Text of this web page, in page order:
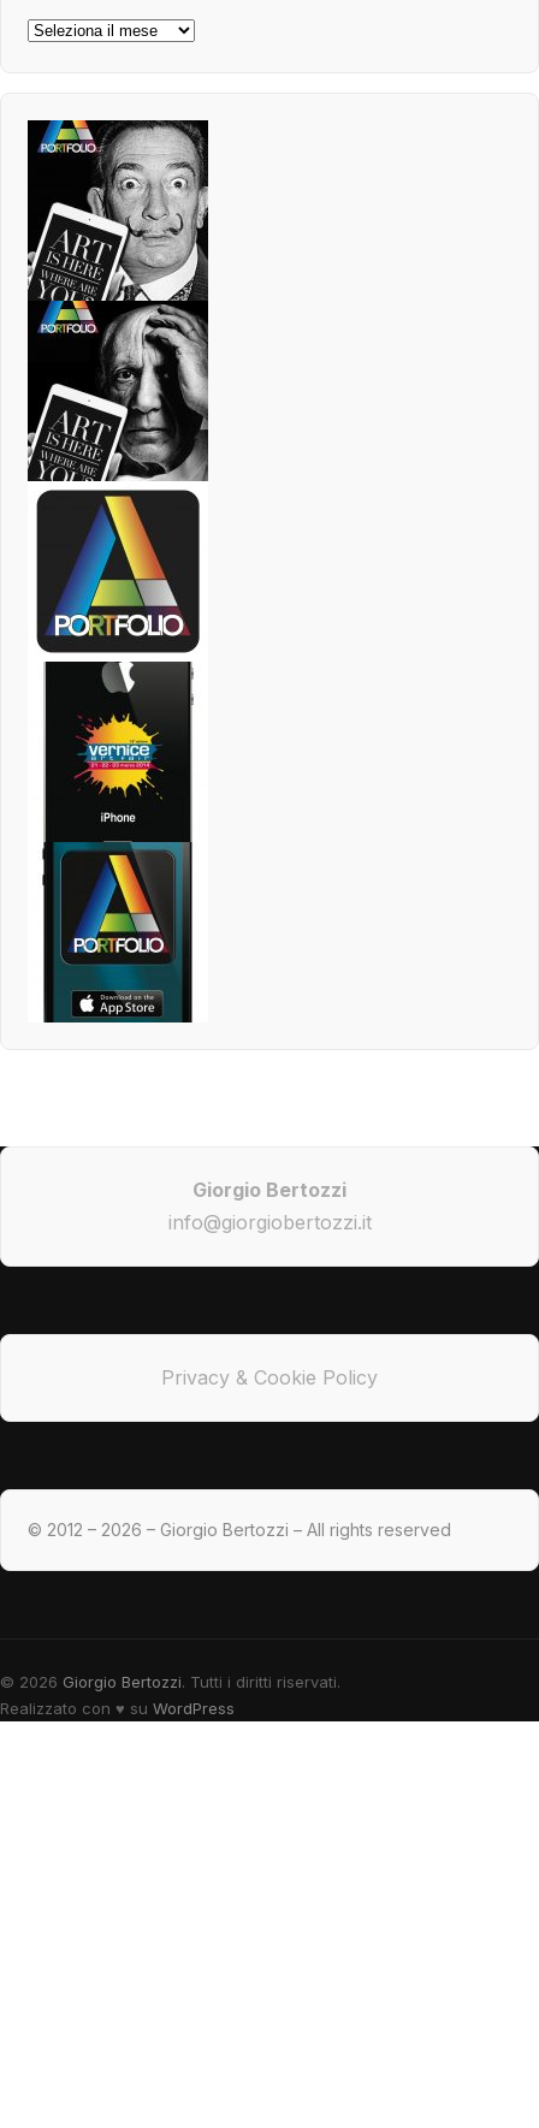
Archivi
Giorgio Bertozzi
info@giorgiobertozzi.it
Privacy & Cookie Policy
© 2012 – 2026 – Giorgio Bertozzi – All rights reserved
© 2026 Giorgio Bertozzi. Tutti i diritti riservati.
Realizzato con ♥ su WordPress